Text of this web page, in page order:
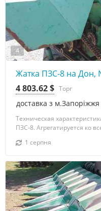
4
Жатка ПЗС-8 на Дон,
доставка з м.Запоріжжя
4 803.62 $ Торг
Техническая
ПЗС-8. Агрегатируется ко
1 серпня